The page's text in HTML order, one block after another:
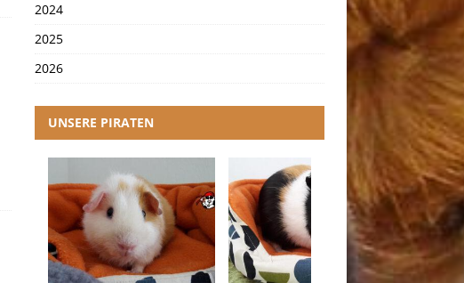
2024
2025
2026
UNSERE PIRATEN